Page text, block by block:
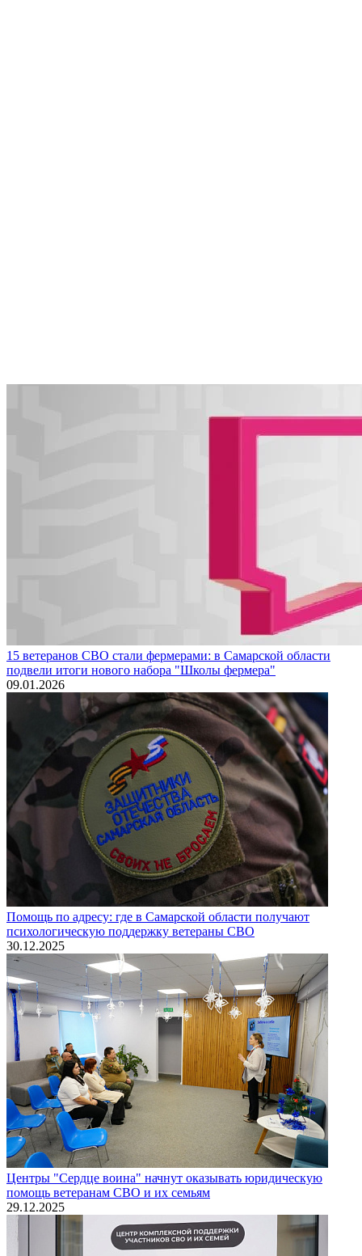
15 ветеранов СВО стали фермерами: в Самарской области
подвели итоги нового набора "Школы фермера"
09.01.2026
Помощь по адресу: где в Самарской области получают
психологическую поддержку ветераны СВО
30.12.2025
Центры "Сердце воина" начнут оказывать юридическую
помощь ветеранам СВО и их семьям
29.12.2025